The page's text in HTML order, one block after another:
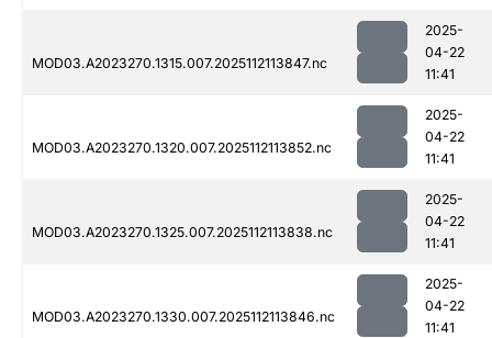
MOD03.A2023270.1315.007.2025112113847.nc
2025-
04-22
11:41
MOD03.A2023270.1320.007.2025112113852.nc
2025-
04-22
11:41
MOD03.A2023270.1325.007.2025112113838.nc
2025-
04-22
11:41
MOD03.A2023270.1330.007.2025112113846.nc
2025-
04-22
11:41